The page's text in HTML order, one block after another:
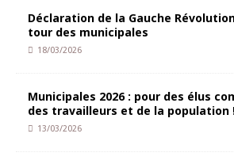
Déclaration de la Gauche
tour des municipales
18/03/2026
Municipales 2026 : pour des élus
des travailleurs et de la population
13/03/2026